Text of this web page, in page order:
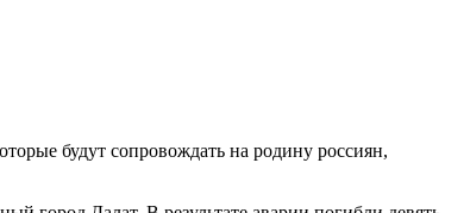
будут сопровождать на родину россиян,